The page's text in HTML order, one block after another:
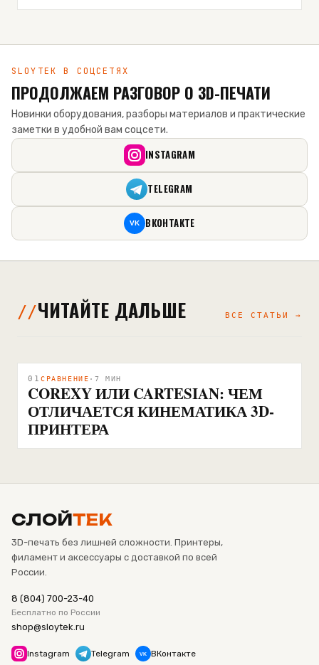
SLOYTEK В СОЦСЕТЯХ
ПРОДОЛЖАЕМ РАЗГОВОР О 3D-ПЕЧАТИ
Новинки оборудования, разборы материалов и практические
заметки в удобной вам соцсети.
INSTAGRAM
TELEGRAM
VK ВКОНТАКТЕ
ЧИТАЙТЕ ДАЛЬШЕ ВСЕ СТАТЬИ →
01 СРАВНЕНИЕ · 7 МИН
COREXY ИЛИ CARTESIAN: ЧЕМ
ОТЛИЧАЕТСЯ КИНЕМАТИКА 3D-
ПРИНТЕРА
СЛОЙТЕК
3D-печать без лишней сложности. Принтеры,
филамент и аксессуары с доставкой по всей
России.
8 (804) 700-23-40
Бесплатно по России
shop@sloytek.ru
Instagram Telegram VK ВКонтакте